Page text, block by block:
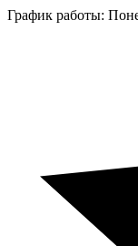
График работы: